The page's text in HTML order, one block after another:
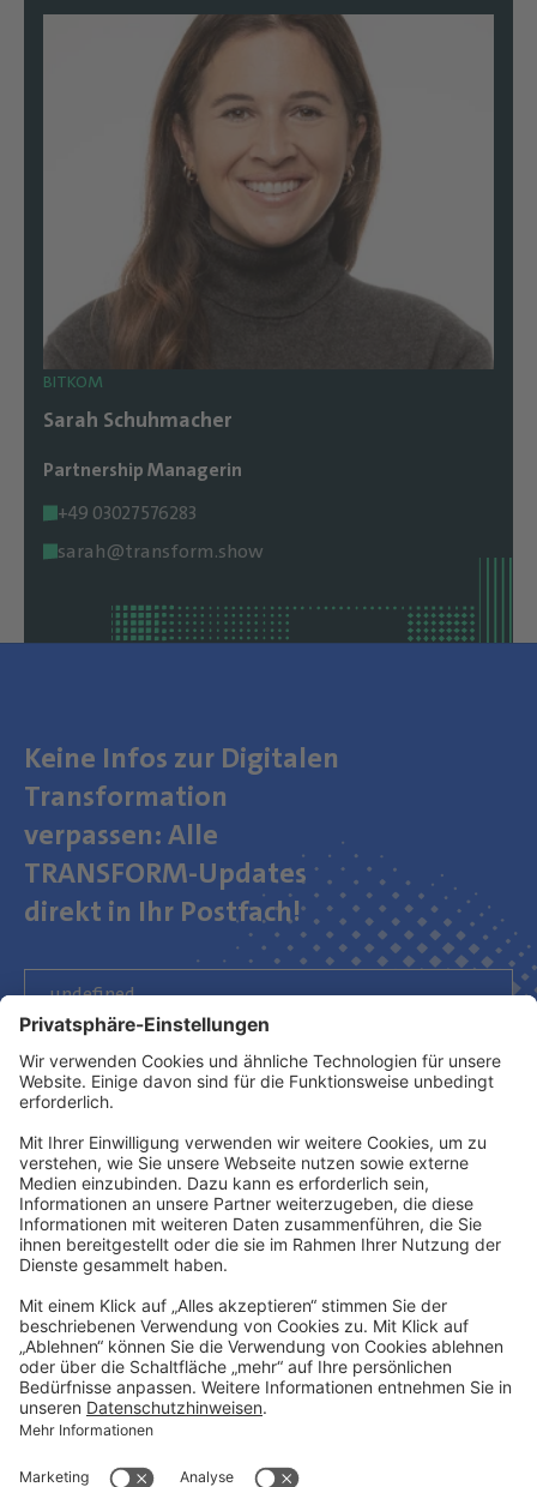
BITKOM
Sarah Schuhmacher
Partnership Managerin
+49 03027576283
sarah@transform.show
Keine Infos zur Digitalen
Transformation
verpassen: Alle
TRANSFORM-Updates
direkt in Ihr Postfach!
Newsletter abonnieren
Kontakt